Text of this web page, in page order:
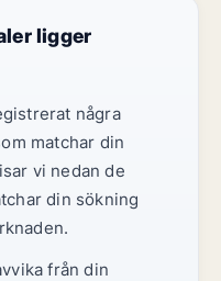
ligger
några
matchar din
vi nedan de
din sökning
från din